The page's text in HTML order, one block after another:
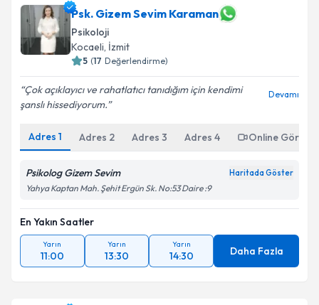
Psk. Gizem Sevim Karaman
Psikoloji
Kocaeli, İzmit
5 (17 Değerlendirme)
Çok açıklayıcı ve rahatlatıcı tanıdığım için kendimi
şanslı hissediyorum.
Devamı
Adres 1 Adres 2 Adres 3 Adres 4 Online
Psikolog Gizem Sevim Haritada Göster
Yahya Kaptan Mah. Şehit Ergün Sk. No:53 Daire :9
En Yakın Saatler
Yarın
11:00
Yarın
13:30
Yarın
14:30 Daha Fazla